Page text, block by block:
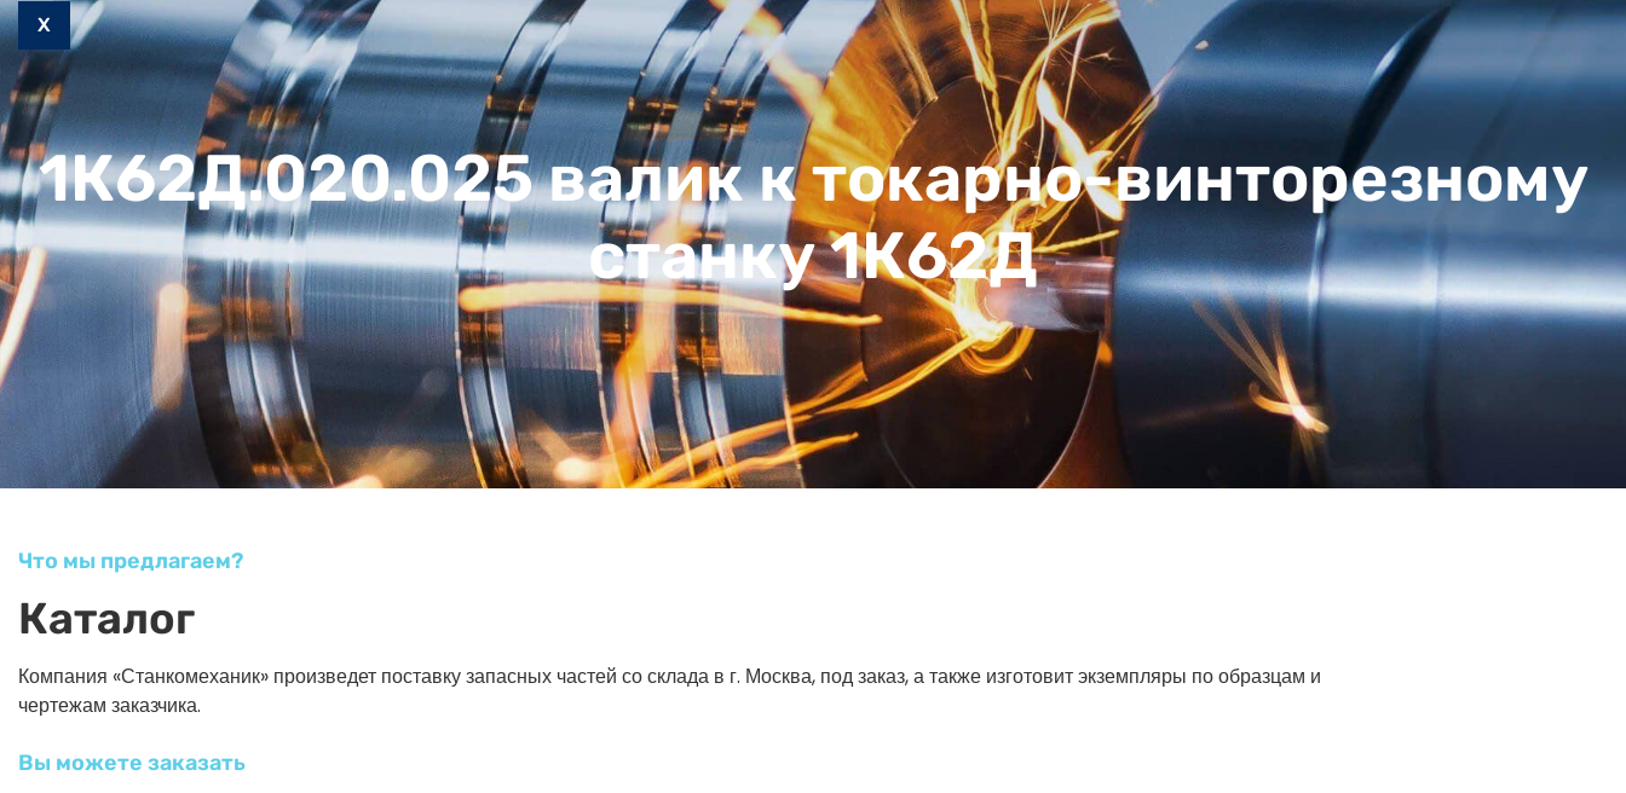
X
1К62Д.020.025 валик к токарно-винторезному
станку 1К62Д
Что мы предлагаем?
Каталог
Компания «Станкомеханик» произведет поставку запасных частей со склада в г. Москва, под заказ, а также изготовит экземпляры по образцам и
чертежам заказчика.
Вы можете заказать